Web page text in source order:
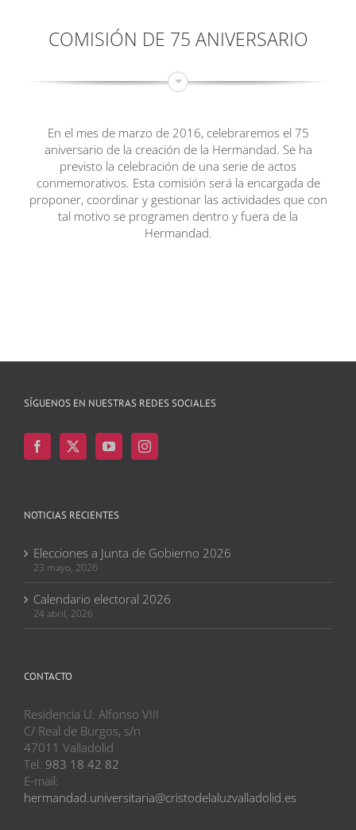
COMISIÓN DE 75 ANIVERSARIO
En el mes de marzo de 2016, celebraremos el 75
aniversario de la creación de la Hermandad. Se ha
previsto la celebración de una serie de actos
conmemorativos. Esta comisión será la encargada de
proponer, coordinar y gestionar las actividades que con
tal motivo se programen dentro y fuera de la
Hermandad.
SÍGUENOS EN NUESTRAS REDES SOCIALES
NOTICIAS RECIENTES
Elecciones a Junta de Gobierno 2026
23 mayo, 2026
Calendario electoral 2026
24 abril, 2026
CONTACTO
Residencia U. Alfonso VIII
C/ Real de Burgos, s/n
47011 Valladolid
Tel. 983 18 42 82
E-mail:
hermandad.universitaria@cristodelaluzvalladolid.es